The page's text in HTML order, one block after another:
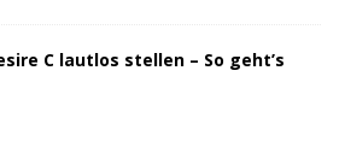
C lautlos stellen – So geht’s